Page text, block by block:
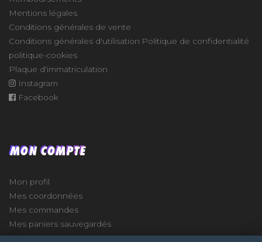
Mentions légales
Conditions générales de vente
Conditions générales d'utilisation Politique de confidentialité
politique-cookies
Plaque d'immatriculation
Instagram
Facebook
MON COMPTE
Mon profil
Mes coordonnées
Mes commandes
Mes paniers sauvegardés